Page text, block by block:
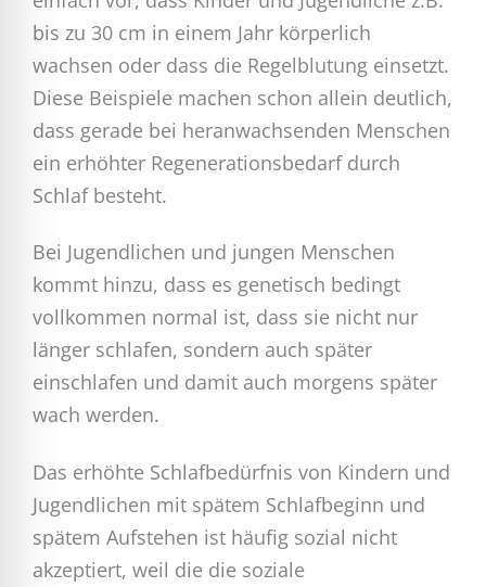
bis zu 30 cm in einem Jahr körperlich
wachsen oder dass die Regelblutung einsetzt.
Diese Beispiele machen schon allein deutlich,
dass gerade bei heranwachsenden Menschen
ein erhöhter Regenerationsbedarf durch
Schlaf besteht.
Bei Jugendlichen und jungen Menschen
kommt hinzu, dass es genetisch bedingt
vollkommen normal ist, dass sie nicht nur
länger schlafen, sondern auch später
einschlafen und damit auch morgens später
wach werden.
Das erhöhte Schlafbedürfnis von Kindern und
Jugendlichen mit spätem Schlafbeginn und
spätem Aufstehen ist häufig sozial nicht
akzeptiert, weil die die soziale